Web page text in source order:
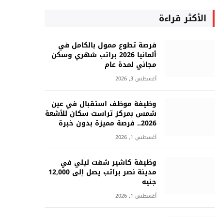
الأكثر قراءة
فرصة تطوع ممول بالكامل في
ألمانيا 2026 براتب شهري وسكن
مجاني لمدة عام
أغسطس 3, 2026
وظيفة موظف استقبال في عين
شمس بمركز تراست سكان للأشعة
2026.. فرصة مميزة بدون خبرة
أغسطس 1, 2026
وظيفة كاشير شفت ليلي في
مدينة نصر براتب يصل إلى 12,000
جنيه
أغسطس 1, 2026